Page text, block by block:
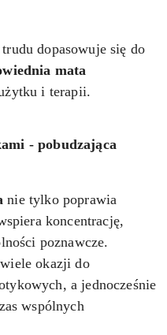
trudu dopasowuje się do
mata
i terapii.
- pobudzająca
nie tylko poprawia
koncentrację,
poznawcze.
okazji do
a jednocześnie
wspólnych